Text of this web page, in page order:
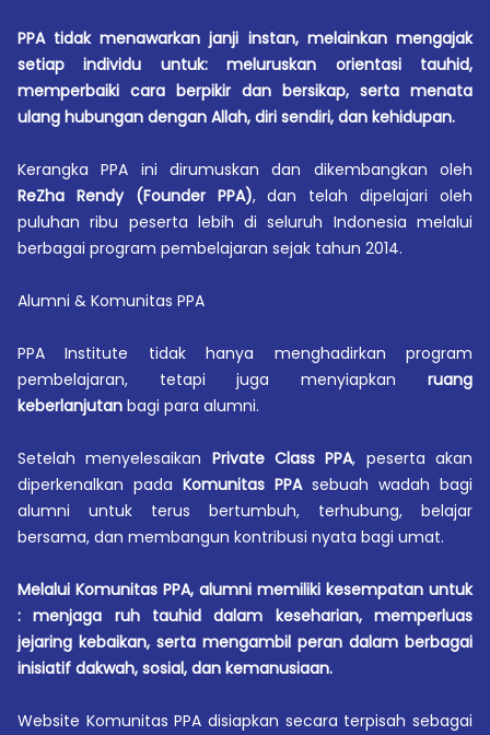
PPA tidak menawarkan janji instan, melainkan mengajak
setiap individu untuk: meluruskan orientasi tauhid,
memperbaiki cara berpikir dan bersikap, serta menata
ulang hubungan dengan Allah, diri sendiri, dan kehidupan.
Kerangka PPA ini dirumuskan dan dikembangkan oleh
ReZha Rendy (Founder PPA), dan telah dipelajari oleh
puluhan ribu peserta lebih di seluruh Indonesia melalui
berbagai program pembelajaran sejak tahun 2014.
Alumni & Komunitas PPA
PPA Institute tidak hanya menghadirkan program
pembelajaran, tetapi juga menyiapkan ruang
keberlanjutan bagi para alumni.
Setelah menyelesaikan Private Class PPA, peserta akan
diperkenalkan pada Komunitas PPAsebuah wadah bagi
alumni untuk terus bertumbuh, terhubung, belajar
bersama, dan membangun kontribusi nyata bagi umat.
Melalui Komunitas PPA, alumni memiliki kesempatan untuk
: menjaga ruh tauhid dalam keseharian, memperluas
jejaring kebaikan, serta mengambil peran dalam berbagai
inisiatif dakwah, sosial, dan kemanusiaan.
Website Komunitas PPA disiapkan secara terpisah sebagai